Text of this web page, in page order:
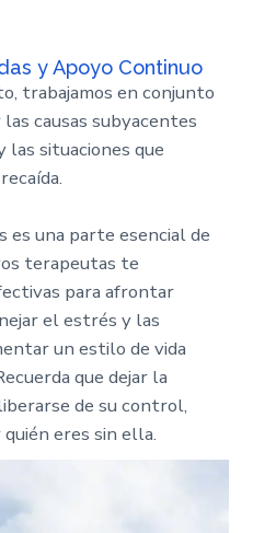
y Apoyo Continuo
trabajamos en conjunto
causas subyacentes
las situaciones que
es una parte esencial de
terapeutas te
para afrontar
el estrés y las
un estilo de vida
que dejar la
de su control,
eres sin ella.